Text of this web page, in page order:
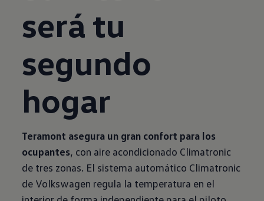
será tu
segundo
hogar
Teramont asegura un gran confort para los
ocupantes, con aire acondicionado Climatronic
de tres zonas. El sistema automático Climatronic
de Volkswagen regula la temperatura en el